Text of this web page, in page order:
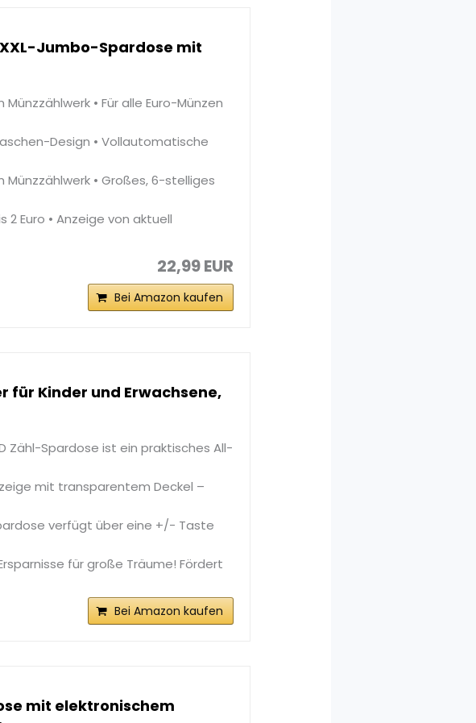
Jumbo-Spardose mit
• Für alle Euro-Münzen
Design • Vollautomatische
• Großes, 6-stelliges
2 Euro • Anzeige von aktuell
22,99 EUR
Bei Amazon kaufen
für Kinder und Erwachsene,
Zähl-Spardose ist ein praktisches All-
mit transparentem Deckel –
verfügt über eine +/- Taste
für große Träume! Fördert
Bei Amazon kaufen
mit elektronischem